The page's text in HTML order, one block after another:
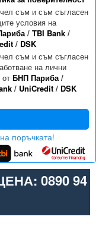
съм и съм съгласен
условия на
/ TBI Bank/
/ DSK
съм и съм съгласен
на лични
БНП Париба/
/ UniCredit/ DSK
поръчката!
0890 94